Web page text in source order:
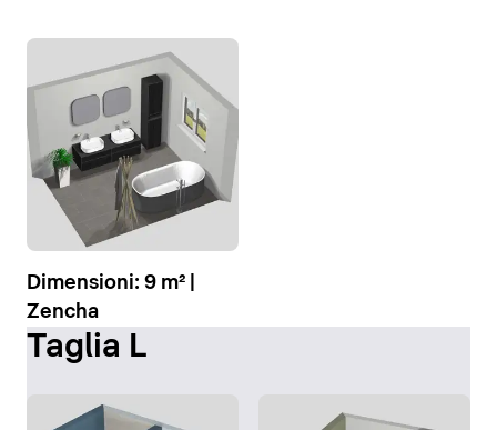
Dimensioni: 9 m² |
Zencha
Taglia L